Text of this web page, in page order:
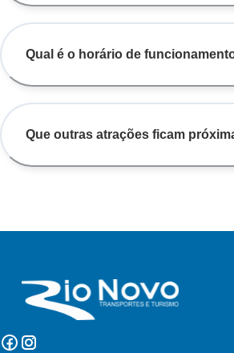
Qual é o horário de
Que outras atrações ficam